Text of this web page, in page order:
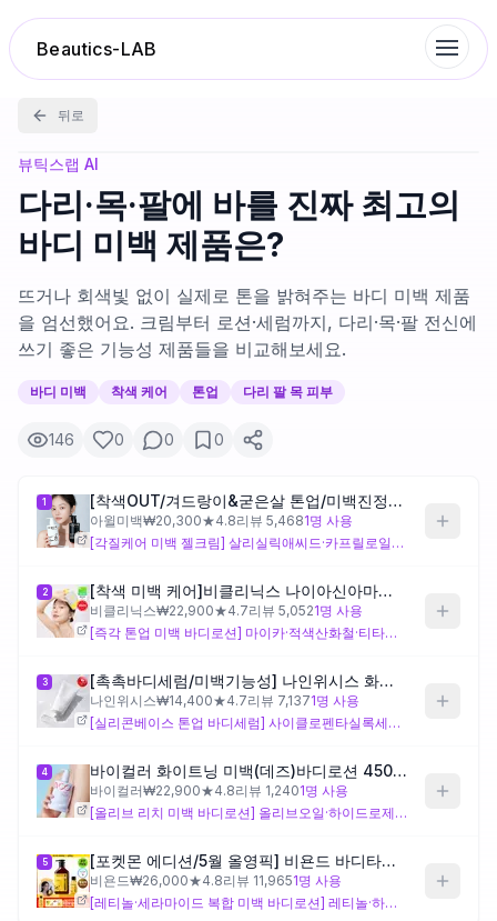
Beautics-LAB
랭킹
성분분석
나의 스킨케어
대화 이력
제품비교
Login
뒤로
뷰틱스랩 AI
다리·목·팔에 바를 진짜 최고의
바디 미백 제품은?
뜨거나 회색빛 없이 실제로 톤을 밝혀주는 바디 미백 제품
을 엄선했어요. 크림부터 로션·세럼까지, 다리·목·팔 전신에
쓰기 좋은 기능성 제품들을 비교해보세요.
바디 미백 착색 케어 톤업 다리 팔 목 피부
146 0 0 0
1 [착색OUT/겨드랑이&굳은살 톤업/미백진정보습] 아윌미백 브라이트닝 젤크림 2종_택1
아윌미백₩20,300★4.8리뷰 5,4681명 사용
[각질케어 미백 젤크림] 살리실릭애씨드·카프릴로일살리실릭애씨드·글루코노락톤 등 각질 제거 성분과 닥나무뿌리추출물을 단독으로 갖추고 있어, 겨드랑이·굳은살처럼 각질이 두껍고 착색이 심한 부위를 집중 케어하는 설계로 읽힙니다. 가벼운 젤크림 제형이라 지성·복합성 피부에 잘 어울리나, 각질 제거 성분이 다수 포함되어 있어 피부 자극이 우려되는 민감성 피부나 손상된 피부에는 주의가 필요해요.
2 [착색 미백 케어]비클리닉스 나이아신아마이드 5% 브라이트닝 턴온 바디로션 300ml
비클리닉스₩22,900★4.7리뷰 5,0521명 사용
[즉각 톤업 미백 바디로션] 마이카·적색산화철·티타늄디옥사이드 등 단독 보유한 물리적 색상 안료가 즉각적인 피부 톤 보정 효과를 낼 수 있도록 설계되어 있으며, 아스코빌글루코사이드(비타민C 유도체)로 지속적인 미백 케어까지 함께 추구하는 구성입니다. 발림 후 즉시 톤업 효과를 원하는 분께 적합하나, 물리적 안료 특성상 두껍게 덧바르면 백탁 느낌이 생길 수 있어 적정량 사용을 권장해요.
3 [촉촉바디세럼/미백기능성] 나인위시스 화이트 톤업 바디 세럼 80ml 2종(로션향/베이비파우더향)
나인위시스₩14,400★4.7리뷰 7,1371명 사용
[실리콘베이스 톤업 바디세럼] 사이클로펜타실록세인·사이클로헥사실록세인·페닐트라이메티콘 등 실리콘 성분을 단독으로 다수 보유하고 있어 발림 후 보송하고 미끄럽지 않은 밀착감을 추구하는 세럼 제형으로 설계되어 있으며, 에칠헥실메톡시신나메이트(자외선 차단 성분)도 단독 함유해 자외선 차단 기능이 추가된 점이 특징입니다. 끈적임 없는 가벼운 사용감을 원하는 분께 잘 맞으나, 실리콘 성분에 피부 트러블이 있는 분은 사전 확인이 필요해요.
4 바이컬러 화이트닝 미백(데즈)바디로션 450ml
바이컬러₩22,900★4.8리뷰 1,2401명 사용
[올리브 리치 미백 바디로션] 올리브오일·하이드로제네이티드올리브오일·올리브오일불검화물·스위트아몬드오일 등 유분감 높은 식물성 오일을 단독으로 풍부하게 갖추고 있어, 건조하고 푸석한 바디 피부에 집중 보습을 제공하면서 미백 케어를 병행하는 방향으로 설계되어 있습니다. 건성 피부나 겨울철 수분이 부족한 분께 적합하나, 유분감이 강한 제형 특성상 지성·복합성 피부에는 묵직하게 느껴질 수 있어요.
5 [포켓몬 에디션/5월 올영픽] 비욘드 바디타민 로션 (착색미백/목주름탄력/초보습)기획 3종 택1
비욘드₩26,000★4.8리뷰 11,9651명 사용
[레티놀·세라마이드 복합 미백 바디로션] 레티놀·하이드록시피나콜론레티노에이트·바쿠치올 등 레티노이드 계열 성분과 5종의 세라마이드(NP·NS·AP·AS·EOP)·병풀잎추출물·마데카소사이드를 단독으로 보유해, 미백과 함께 피부 장벽 강화 및 노화 케어까지 복합적으로 접근하는 설계입니다. 미백 외에 탄력·장벽 개선을 함께 원하는 분께 적합하나, 레티노이드 성분이 처음인 분은 초기 자극 반응을 고려해 소량부터 사용하는 것이 좋아요.